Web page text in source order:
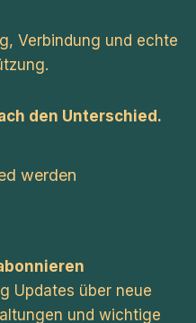
Verbindung und echte
den Unterschied.
werden
Updates über neue
und wichtige